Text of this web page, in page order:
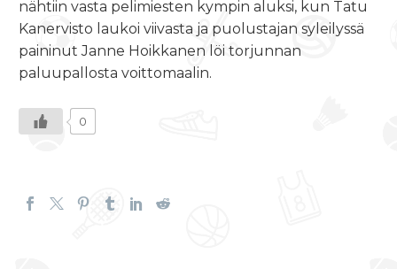
nähtiin vasta pelimiesten kympin aluksi, kun Tatu
Kanervisto laukoi viivasta ja puolustajan syleilyssä
paininut Janne Hoikkanen löi torjunnan
paluupallosta voittomaalin.
0